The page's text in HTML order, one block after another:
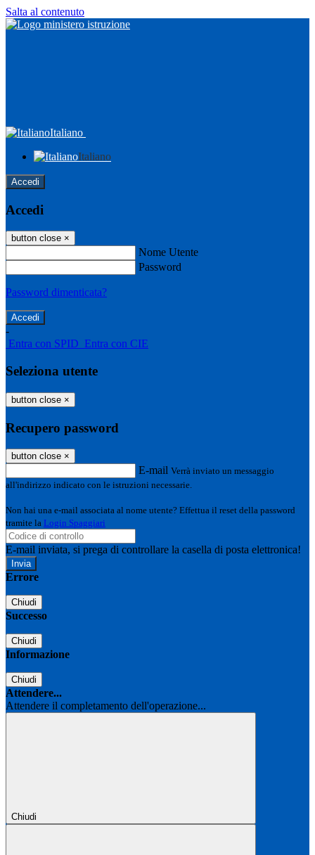
Salta al contenuto
Italiano
Italiano
Accedi
Accedi
button close ×
Nome Utente
Password
Password dimenticata?
-
Entra con SPID Entra con CIE
Seleziona utente
button close ×
Recupero password
button close ×
E-mail Verrà inviato un messaggio
all'indirizzo indicato con le istruzioni necessarie.
Non hai una e-mail associata al nome utente? Effettua il reset della password
tramite la Login Spaggiari
E-mail inviata, si prega di controllare la casella di posta elettronica!
Errore
Chiudi
Successo
Chiudi
Informazione
Chiudi
Attendere...
Attendere il completamento dell'operazione...
Chiudi